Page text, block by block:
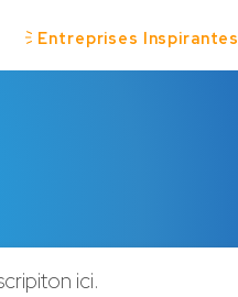
Entreprises Inspirantes
ici.